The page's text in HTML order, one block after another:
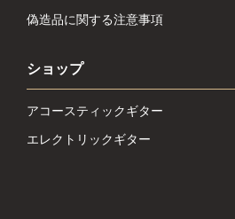
偽造品に関する注意事項
ショップ
アコースティックギター
エレクトリックギター